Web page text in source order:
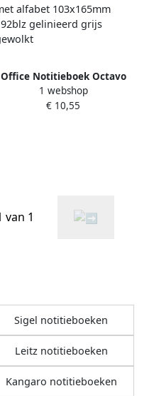
Office Notitieboek Octavo
met alfabet 103x165mm
192blz gelinieerd grijs
1 webshop
€ 10,55
van 1
Sigel notitieboeken
Leitz notitieboeken
Kangaro notitieboeken